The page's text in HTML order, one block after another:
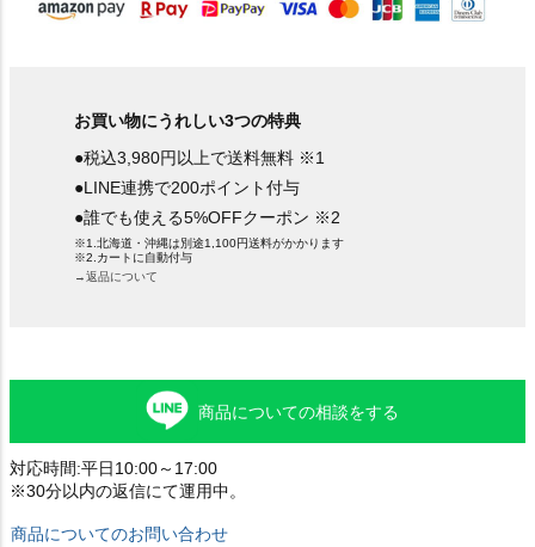
お買い物にうれしい3つの特典
●税込3,980円以上で送料無料 ※1
●LINE連携で200ポイント付与
●誰でも使える5%OFFクーポン ※2
※1.北海道・沖縄は別途1,100円送料がかかります
※2.カートに自動付与
→返品について
商品についての相談をする
対応時間:平日10:00～17:00
※30分以内の返信にて運用中。
商品についてのお問い合わせ